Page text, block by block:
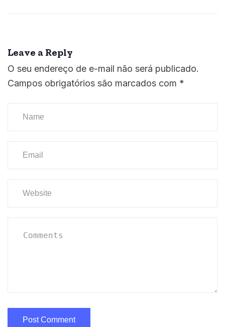
Leave a Reply
O seu endereço de e-mail não será publicado.
Campos obrigatórios são marcados com *